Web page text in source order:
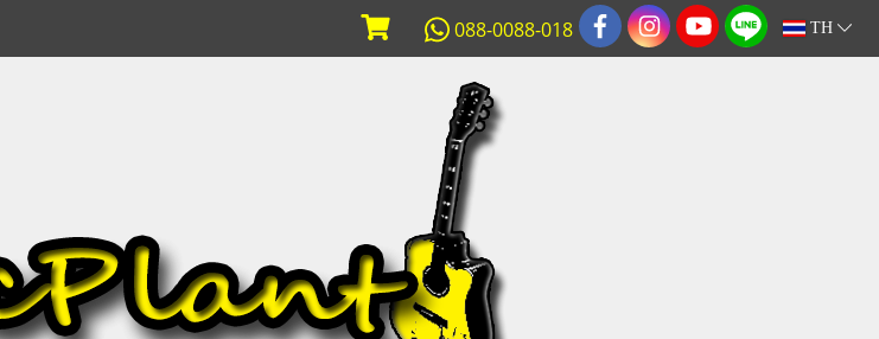
088-0088-018 TH